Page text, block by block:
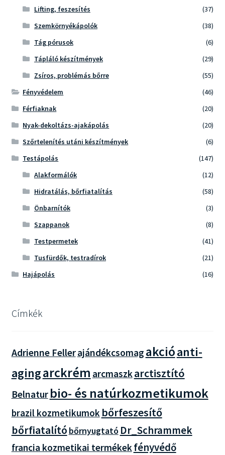
Lifting, feszesítés
(37)
Szemkörnyékápolók
(38)
Tág pórusok
(6)
Tápláló készítmények
(29)
Zsíros, problémás bőrre
(55)
Fényvédelem
(46)
Férfiaknak
(20)
Nyak-dekoltázs-ajakápolás
(20)
Szőrtelenítés utáni készítmények
(6)
Testápolás
(147)
Alakformálók
(12)
Hidratálás, bőrfiatalítás
(58)
Önbarnítók
(3)
Szappanok
(8)
Testpermetek
(41)
Tusfürdők, testradírok
(21)
Hajápolás
(16)
Címkék
Adrienne Fellerajándékcsomag akcióanti-
agingarckrém arcmaszkarctisztító
Belnatur bio- és natúrkozmetikumok
brazil kozmetikumok bőrfeszesítő
bőrfiatalító bőrnyugtató Dr_Schrammek
francia kozmetikai termékekfényvédő